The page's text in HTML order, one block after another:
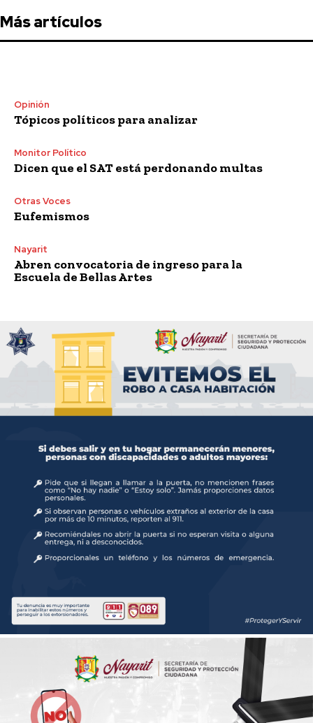
Más artículos
Opinión
Tópicos políticos para analizar
Monitor Político
Dicen que el SAT está perdonando multas
Otras Voces
Eufemismos
Nayarit
Abren convocatoria de ingreso para la
Escuela de Bellas Artes